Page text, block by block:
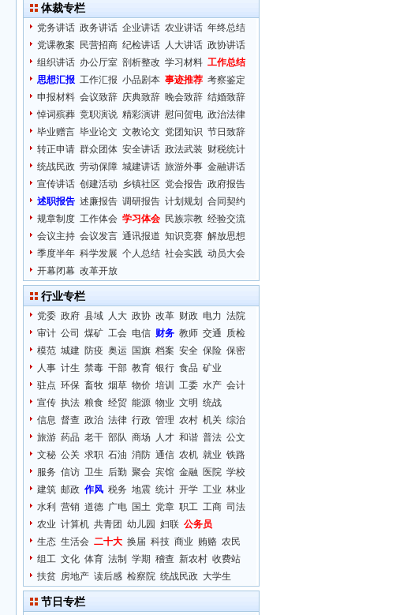
体裁专栏
党务讲话 政务讲话 企业讲话 农业讲话 年终总结
党课教案
民营招商 纪检讲话 人大讲话 政协讲话
组织讲话 办公厅室 剖析整改 学习材料 工作总结
思想汇报 工作汇报 小品剧本 事迹推荐 考察鉴定
申报材料 会议致辞 庆典致辞 晚会致辞 结婚致辞
悼词殡葬 竞职演说 精彩演讲 慰问贺电 政治法律
毕业赠言 毕业论文 文教论文 党团知识 节日致辞
转正申请 群众团体 安全讲话 政法武装 财税统计
统战民政 劳动保障 城建讲话 旅游外事 金融讲话
宣传讲话 创建活动 乡镇社区 党会报告 政府报告
述职报告 述廉报告 调研报告 计划规划
合同契约
规章制度 工作体会 学习体会 民族宗教 经验交流
会议主持 会议发言 通讯报道 知识竞赛 解放思想
季度半年 科学发展 个人总结 社会实践 动员大会
开幕闭幕 改革开放
行业专栏
党委 政府 县域 人大 政协 改革 财政 电力 法院
审计 公司 煤矿 工会 电信 财务 教师 交通 质检
模范 城建 防疫 奥运 国旗 档案 安全 保险 保密
人事 计生 禁毒 干部 教育 银行 食品 矿业
驻点 环保 畜牧 烟草 物价 培训 工委 水产 会计
宣传 执法 粮食 经贸 能源 物业 文明 统战
信息 督查 政治 法律 行政 管理 农村 机关 综治
旅游 药品 老干 部队 商场 人才 和谐 普法 公文
文秘 公关 求职 石油 消防 通信 农机 就业 铁路
服务 信访 卫生 后勤 聚会 宾馆 金融 医院 学校
建筑 邮政 作风 税务 地震 统计 开学 工业 林业
水利
营销 道德 广电 国土 党章 职工 工商 司法
农业 计算机 共青团 幼儿园 妇联 公务员
生态 生活会 二十大 换届 科技 商业 贿赂 农民
组工 文化 体育 法制 学期 稽查 新农村 收费站
扶贫 房地产 读后感 检察院 统战民政 大学生
节日专栏